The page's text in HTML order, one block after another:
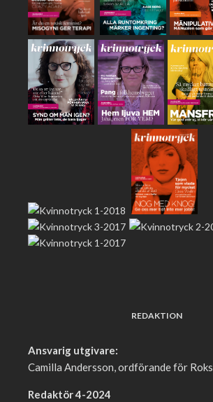
REDAKTION
Ansvarig utgivare:
Camilla Andersson, ordförande för Roks
Redaktör 4-2024